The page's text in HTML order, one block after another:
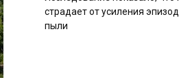
страдает от усиления
пыли